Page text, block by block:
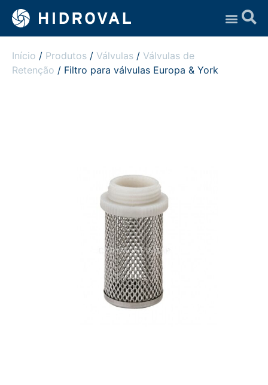
Início / Produtos / Válvulas / Válvulas de
Retenção / Filtro para válvulas Europa & York